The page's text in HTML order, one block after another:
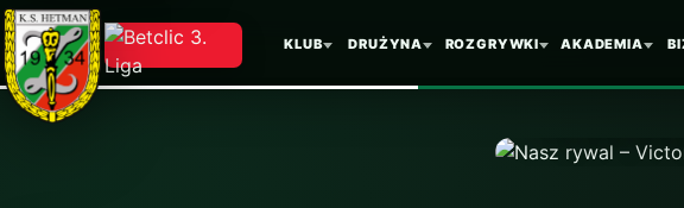
KLUB DRUŻYNA ROZGRYWKI AKADEMIA
Nasz